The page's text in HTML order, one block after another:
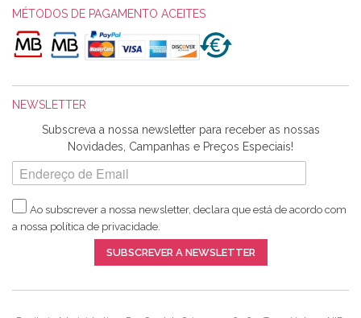
obrigada pelo miminho que dá um jeitaço pras minhas linhas
de bordar e não sei o que pões nos tecidos, mas que cheiram
maravilhosamente ... cheiram! :) Muito Obrigada.
Harita a minha encomenda já chegou. :) Muito obrigada pela
rapidez no envio, pela qualidade dos materiais que me
enviaste e pela simpatia de sempre. :)
Catarina Amaro
5 estrelas. Gosto muito do serviço. A Harita Chotalal é muito
Recomendo.
MÉTODOS DE PAGAMENTO ACEITES
NEWSLETTER
Subscreva a nossa newsletter para receber as nossas
Novidades, Campanhas e Preços Especiais!
Ao subscrever a nossa newsletter, declara que está de acordo com
a nossa política de privacidade.
SUBSCREVER A NEWSLETTER